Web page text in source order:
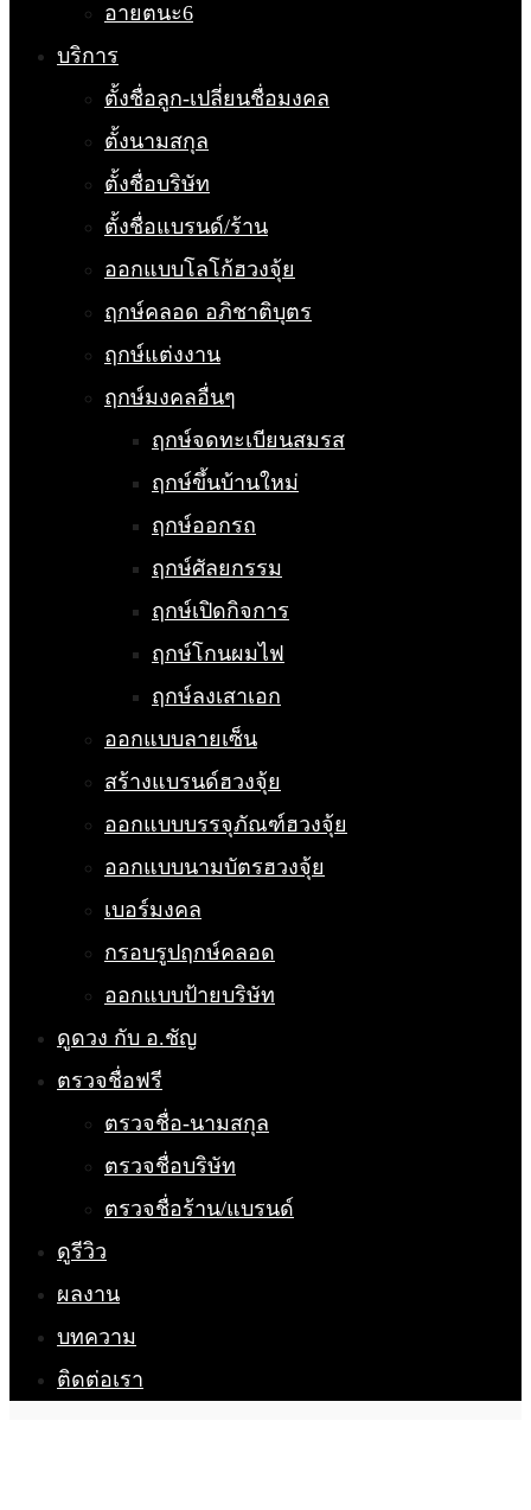
อายตนะ6
บริการ
ตั้งชื่อลูก-เปลี่ยนชื่อมงคล
ตั้งนามสกุล
ตั้งชื่อบริษัท
ตั้งชื่อแบรนด์/ร้าน
ออกแบบโลโก้ฮวงจุ้ย
ฤกษ์คลอด อภิชาติบุตร
ฤกษ์แต่งงาน
ฤกษ์มงคลอื่นๆ
ฤกษ์จดทะเบียนสมรส
ฤกษ์ขึ้นบ้านใหม่
ฤกษ์ออกรถ
ฤกษ์ศัลยกรรม
ฤกษ์เปิดกิจการ
ฤกษ์โกนผมไฟ
ฤกษ์ลงเสาเอก
ออกแบบลายเซ็น
สร้างแบรนด์ฮวงจุ้ย
ออกแบบบรรจุภัณฑ์ฮวงจุ้ย
ออกแบบนามบัตรฮวงจุ้ย
เบอร์มงคล
กรอบรูปฤกษ์คลอด
ออกแบบป้ายบริษัท
ดูดวง กับ อ.ชัญ
ตรวจชื่อฟรี
ตรวจชื่อ-นามสกุล
ตรวจชื่อบริษัท
ตรวจชื่อร้าน/แบรนด์
ดูรีวิว
ผลงาน
บทความ
ติดต่อเรา